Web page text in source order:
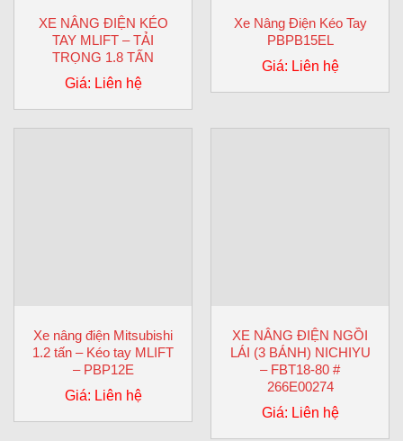
XE NÂNG ĐIỆN KÉO
TAY MLIFT – TẢI
TRỌNG 1.8 TẤN
Giá: Liên hệ
Xe Nâng Điện Kéo Tay
PBPB15EL
Giá: Liên hệ
Xe nâng điện Mitsubishi
1.2 tấn – Kéo tay MLIFT
– PBP12E
Giá: Liên hệ
XE NÂNG ĐIỆN NGỒI
LÁI (3 BÁNH) NICHIYU
– FBT18-80 #
266E00274
Giá: Liên hệ